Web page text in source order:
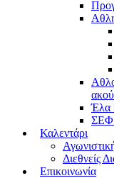
Έλα
ΣΕΦ
Καλεντάρι
Διεθνείς
Επικοινωνία